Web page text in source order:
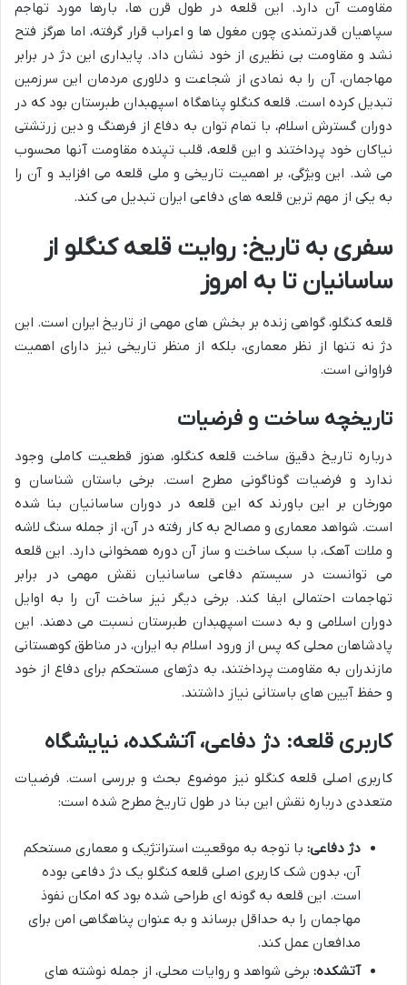
مقاومت آن دارد. این قلعه در طول قرن ها، بارها مورد تهاجم
سپاهیان قدرتمندی چون مغول ها و اعراب قرار گرفته، اما هرگز فتح
نشد و مقاومت بی نظیری از خود نشان داد. پایداری این دژ در برابر
مهاجمان، آن را به نمادی از شجاعت و دلاوری مردمان این سرزمین
تبدیل کرده است. قلعه کنگلو پناهگاه اسپهبدان طبرستان بود که در
دوران گسترش اسلام، با تمام توان به دفاع از فرهنگ و دین زرتشتی
نیاکان خود پرداختند و این قلعه، قلب تپنده مقاومت آنها محسوب
می شد. این ویژگی، بر اهمیت تاریخی و ملی قلعه می افزاید و آن را
به یکی از مهم ترین قلعه های دفاعی ایران تبدیل می کند.
سفری به تاریخ: روایت قلعه کنگلو از
ساسانیان تا به امروز
قلعه کنگلو، گواهی زنده بر بخش های مهمی از تاریخ ایران است. این
دژ نه تنها از نظر معماری، بلکه از منظر تاریخی نیز دارای اهمیت
فراوانی است.
تاریخچه ساخت و فرضیات
درباره تاریخ دقیق ساخت قلعه کنگلو، هنوز قطعیت کاملی وجود
ندارد و فرضیات گوناگونی مطرح است. برخی باستان شناسان و
مورخان بر این باورند که این قلعه در دوران ساسانیان بنا شده
است. شواهد معماری و مصالح به کار رفته در آن، از جمله سنگ لاشه
و ملات آهک، با سبک ساخت و ساز آن دوره همخوانی دارد. این قلعه
می توانست در سیستم دفاعی ساسانیان نقش مهمی در برابر
تهاجمات احتمالی ایفا کند. برخی دیگر نیز ساخت آن را به اوایل
دوران اسلامی و به دست اسپهبدان طبرستان نسبت می دهند. این
پادشاهان محلی که پس از ورود اسلام به ایران، در مناطق کوهستانی
مازندران به مقاومت پرداختند، به دژهای مستحکم برای دفاع از خود
و حفظ آیین های باستانی نیاز داشتند.
کاربری قلعه: دژ دفاعی، آتشکده، نیایشگاه
کاربری اصلی قلعه کنگلو نیز موضوع بحث و بررسی است. فرضیات
متعددی درباره نقش این بنا در طول تاریخ مطرح شده است:
دژ دفاعی: با توجه به موقعیت استراتژیک و معماری مستحکم
آن، بدون شک کاربری اصلی قلعه کنگلو یک دژ دفاعی بوده
است. این قلعه به گونه ای طراحی شده بود که امکان نفوذ
مهاجمان را به حداقل برساند و به عنوان پناهگاهی امن برای
مدافعان عمل کند.
آتشکده: برخی شواهد و روایات محلی، از جمله نوشته های